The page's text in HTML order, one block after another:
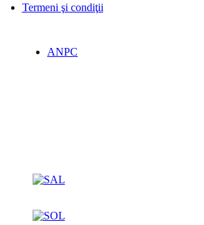
Termeni şi condiţii
ANPC